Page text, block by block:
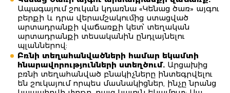
Ապագայում շուկան կդառնա «Կենաց ծառ» այգու
բերքի և դրա վերամշակումից ստացված
արտադրանքի վաճառքի կետ՝ տեղական
արտադրանքի տեսականին ընդլայնելու
պլաններով:
Բռնի տեղահանվածների համար եկամտի
հնարավորությունների ստեղծում. Արցախից
բռնի տեղահանված բնակիչները ինտեգրվելու
են շուկայում որպես մասնակիցներ, ինչը նրանց